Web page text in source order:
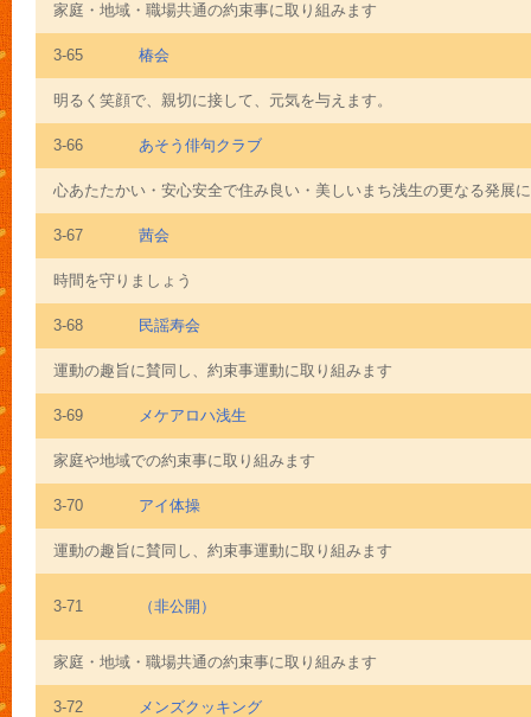
家庭・地域・職場共通の約束事に取り組みます
3-65 椿会
明るく笑顔で、親切に接して、元気を与えます。
3-66 あそう俳句クラブ
心あたたかい・安心安全で住み良い・美しいまち浅生の更なる発展
3-67 茜会
時間を守りましょう
3-68 民謡寿会
運動の趣旨に賛同し、約束事運動に取り組みます
3-69 メケアロハ浅生
家庭や地域での約束事に取り組みます
3-70 アイ体操
運動の趣旨に賛同し、約束事運動に取り組みます
3-71 （非公開）
家庭・地域・職場共通の約束事に取り組みます
3-72 メンズクッキング